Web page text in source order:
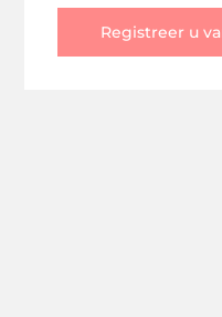
Registreer u